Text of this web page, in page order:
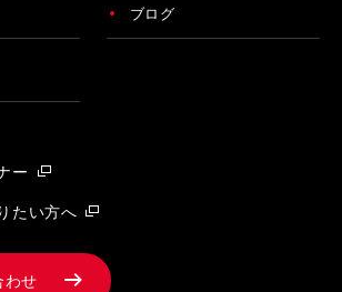
ブログ
ー
たい方へ
わせ